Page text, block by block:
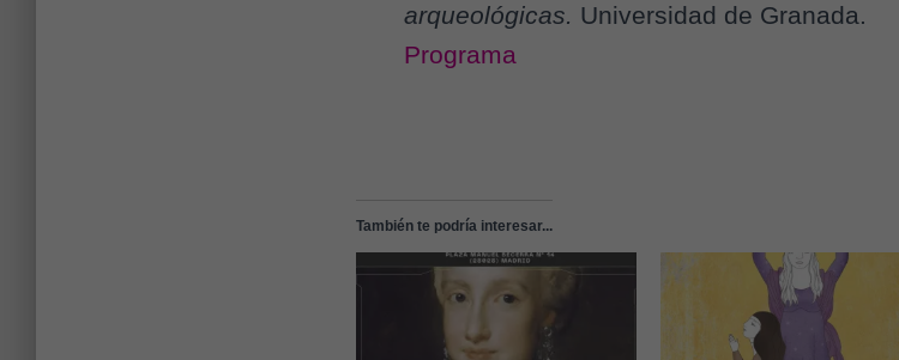
arqueológicas. Universidad de Granada.
Programa
También te podría interesar...